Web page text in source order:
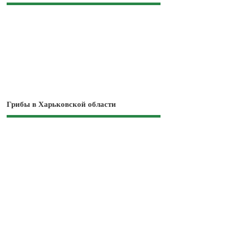
Грибы в Харьковской области